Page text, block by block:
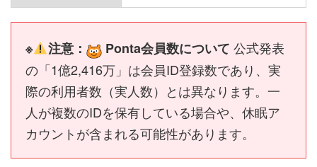
※ 注意： Ponta会員数について 公式発表
の「1億2,416万」は会員ID登録数であり、実
際の利用者数（実人数）とは異なります。一
人が複数のIDを保有している場合や、休眠ア
カウントが含まれる可能性があります。